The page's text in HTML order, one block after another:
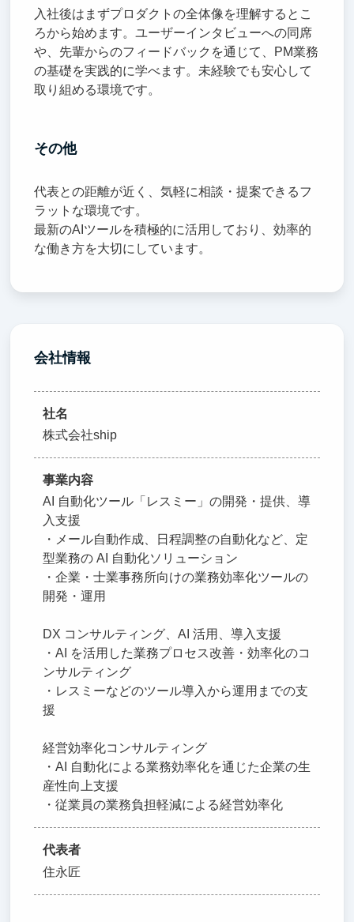
入社後はまずプロダクトの全体像を理解するとこ
ろから始めます。ユーザーインタビューへの同席
や、先輩からのフィードバックを通じて、PM業務
の基礎を実践的に学べます。未経験でも安心して
取り組める環境です。
その他
代表との距離が近く、気軽に相談・提案できるフ
ラットな環境です。
最新のAIツールを積極的に活用しており、効率的
な働き方を大切にしています。
会社情報
社名
株式会社ship
事業内容
AI 自動化ツール「レスミー」の開発・提供、導
入支援
・メール自動作成、日程調整の自動化など、定
型業務の AI 自動化ソリューション
・企業・士業事務所向けの業務効率化ツールの
開発・運用
DX コンサルティング、AI 活用、導入支援
・AI を活用した業務プロセス改善・効率化のコ
ンサルティング
・レスミーなどのツール導入から運用までの支
援
経営効率化コンサルティング
・AI 自動化による業務効率化を通じた企業の生
産性向上支援
・従業員の業務負担軽減による経営効率化
代表者
住永匠